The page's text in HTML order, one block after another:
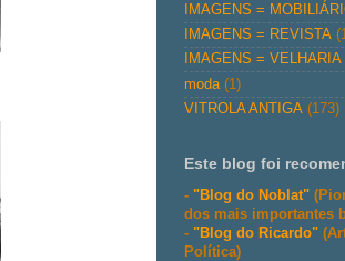
IMAGENS =
IMAGENS = REVISTA
IMAGENS = VELHARIA
moda (1)
VITROLA ANTIGA (173)
Este blog foi
- "Blog do Noblat"
dos mais importantes
- "Blog do Ricardo"
Política)